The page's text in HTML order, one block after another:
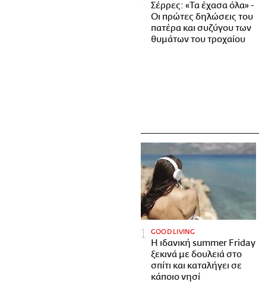
Σέρρες: «Τα έχασα όλα» -
Οι πρώτες δηλώσεις του
πατέρα και συζύγου των
θυμάτων του τροχαίου
GOOD LIVING
Η ιδανική summer Friday
ξεκινά με δουλειά στο
σπίτι και καταλήγει σε
κάποιο νησί